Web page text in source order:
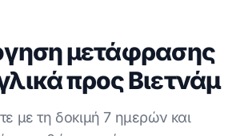
μετάφρασης
προς Βιετνάμ
με τη δοκιμή 7 ημερών και